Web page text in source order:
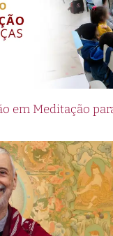
em Meditação